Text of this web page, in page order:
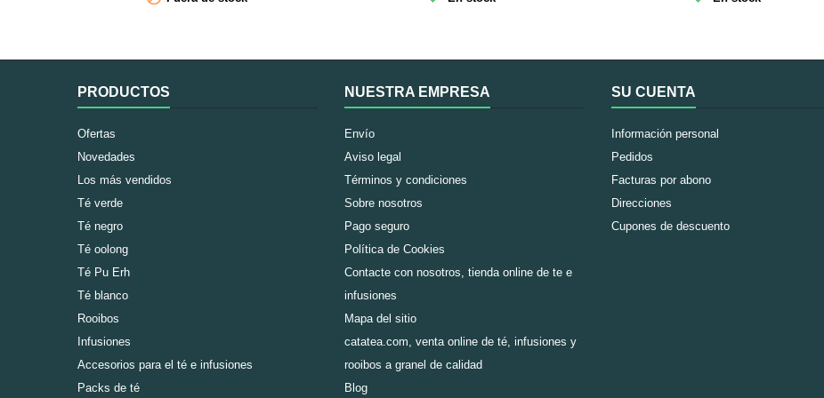
PRODUCTOS
Ofertas
Novedades
Los más vendidos
Té verde
Té negro
Té oolong
Té Pu Erh
Té blanco
Rooibos
Infusiones
Accesorios para el té e infusiones
Packs de té
NUESTRA EMPRESA
Envío
Aviso legal
Términos y condiciones
Sobre nosotros
Pago seguro
Política de Cookies
Contacte con nosotros, tienda online de te e
infusiones
Mapa del sitio
catatea.com, venta online de té, infusiones y
rooibos a granel de calidad
Blog
SU CUENTA
Información personal
Pedidos
Facturas por abono
Direcciones
Cupones de descuento